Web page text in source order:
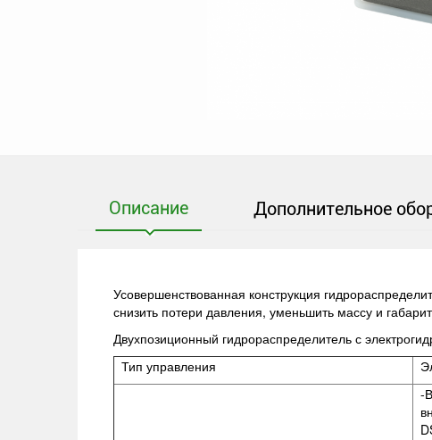
Описание Дополнительное
Усовершенствованная конструкция
снизить потери давления, уменьшить массу и
Двухпозиционный гидрораспределитель с
Тип управления
-